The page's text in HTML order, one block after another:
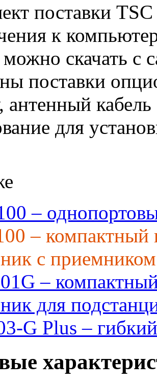
поставки
к
можно скачать с
поставки
антенный
для
–
–
с
–
для
G Plus –